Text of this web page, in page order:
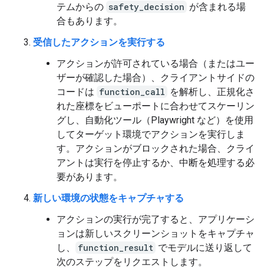
テムからの safety_decision が含まれる場
合もあります。
受信したアクションを実行する
アクションが許可されている場合（またはユー
ザーが確認した場合）、クライアントサイドの
コードは function_call を解析し、正規化さ
れた座標をビューポートに合わせてスケーリン
グし、自動化ツール（Playwright など）を使用
してターゲット環境でアクションを実行しま
す。アクションがブロックされた場合、クライ
アントは実行を停止するか、中断を処理する必
要があります。
新しい環境の状態をキャプチャする
アクションの実行が完了すると、アプリケーシ
ョンは新しいスクリーンショットをキャプチャ
し、
function_result でモデルに送り返して
次のステップをリクエストします。